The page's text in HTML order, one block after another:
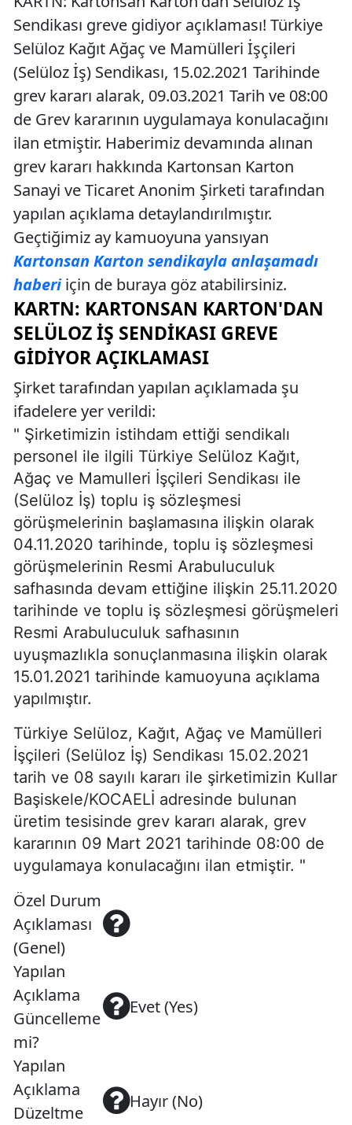
Sendikası greve gidiyor açıklaması! Türkiye
Selüloz Kağıt Ağaç ve Mamülleri İşçileri
(Selüloz İş) Sendikası, 15.02.2021 Tarihinde
grev kararı alarak, 09.03.2021 Tarih ve 08:00
de Grev kararının uygulamaya konulacağını
ilan etmiştir. Haberimiz devamında alınan
grev kararı hakkında Kartonsan Karton
Sanayi ve Ticaret Anonim Şirketi tarafından
yapılan açıklama detaylandırılmıştır.
Geçtiğimiz ay kamuoyuna yansıyan
Kartonsan Karton sendikayla anlaşamadı
haberiiçin de buraya göz atabilirsiniz.
KARTN: KARTONSAN KARTON'DAN
SELÜLOZ İŞ SENDIKASI GREVE
GIDIYOR AÇIKLAMASI
Şirket tarafından yapılan açıklamada şu
ifadelere yer verildi:
" Şirketimizin istihdam ettiği sendikalı
personel ile ilgili Türkiye Selüloz Kağıt,
Ağaç ve Mamulleri İşçileri Sendikası ile
(Selüloz İş) toplu iş sözleşmesi
görüşmelerinin başlamasına ilişkin olarak
04.11.2020 tarihinde, toplu iş sözleşmesi
görüşmelerinin Resmi Arabuluculuk
safhasında devam ettiğine ilişkin 25.11.2020
tarihinde ve toplu iş sözleşmesi görüşmeleri
Resmi Arabuluculuk safhasının
uyuşmazlıkla sonuçlanmasına ilişkin olarak
15.01.2021 tarihinde kamuoyuna açıklama
yapılmıştır.
Türkiye Selüloz, Kağıt, Ağaç ve Mamülleri
İşçileri (Selüloz İş) Sendikası 15.02.2021
tarih ve 08 sayılı kararı ile şirketimizin Kullar
Başiskele/KOCAELİ adresinde bulunan
üretim tesisinde grev kararı alarak, grev
kararının 09 Mart 2021 tarihinde 08:00 de
uygulamaya konulacağını ilan etmiştir. "
Özel Durum
Açıklaması
(Genel)
Yapılan
Açıklama
Güncelleme
mi?
Evet (Yes)
Yapılan
Açıklama
Düzeltme
Hayır (No)